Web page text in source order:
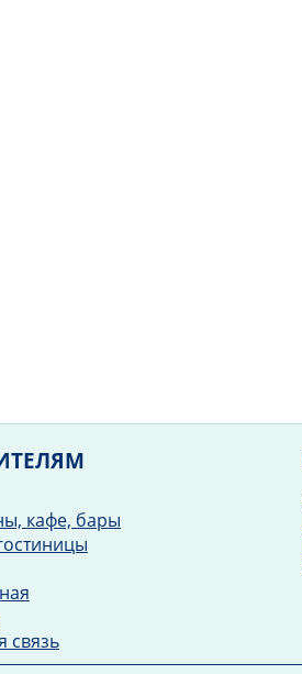
кафе, бары
связь